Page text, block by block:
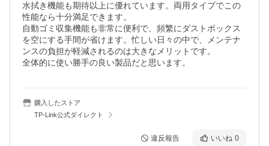
水拭き機能も期待以上に優れています。両用タイプでこの
性能なら十分満足できます。
自動ゴミ収集機能も非常に便利で、頻繁にダストボックス
を空にする手間が省けます。忙しい日々の中で、メンテナ
ンスの負担が軽減されるのは大きなメリットです。
全体的に使い勝手の良い製品だと思います。
購入したストア
TP-Link公式ダイレクト
違反報告 いいね 0